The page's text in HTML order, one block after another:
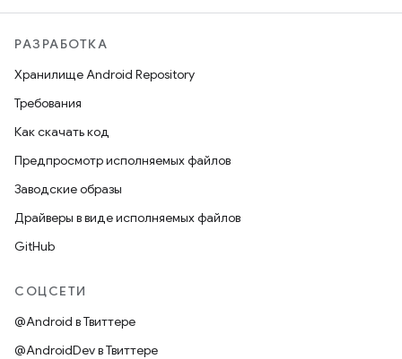
РАЗРАБОТКА
Хранилище Android Repository
Требования
Как скачать код
Предпросмотр исполняемых файлов
Заводские образы
Драйверы в виде исполняемых файлов
GitHub
СОЦСЕТИ
@Android в Твиттере
@AndroidDev в Твиттере